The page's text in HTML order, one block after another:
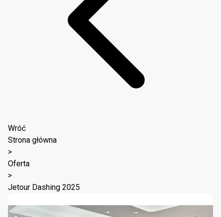
Wróć
Strona główna
>
Oferta
>
Jetour Dashing 2025